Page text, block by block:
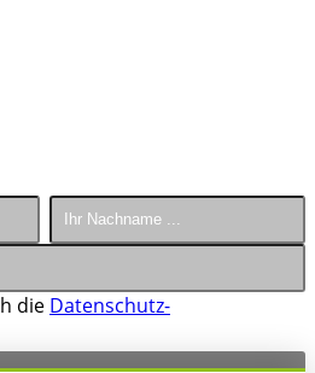
die Datenschutz-